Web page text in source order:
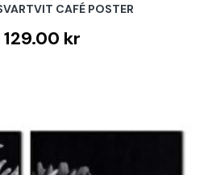
CAFÉ POSTER
129.00 kr